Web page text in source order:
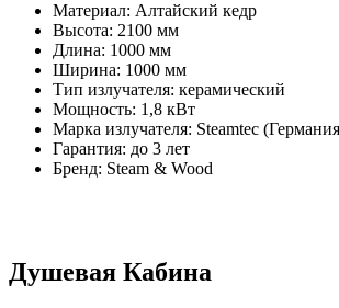
Материал: Алтайский кедр
Высота: 2100 мм
Длина: 1000 мм
Ширина: 1000 мм
Тип излучателя: керамический
Мощность: 1,8 кВт
Марка излучателя: Steamtec
Гарантия: до 3 лет
Бренд: Steam & Wood
Душевая Кабина